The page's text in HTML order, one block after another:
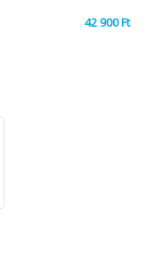
42 900Ft